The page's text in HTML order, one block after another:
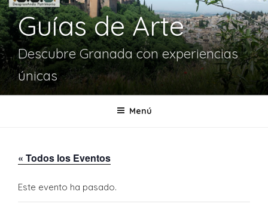
Guías de Arte
Descubre Granada con experiencias
únicas
Menú
« Todos los Eventos
Este evento ha pasado.